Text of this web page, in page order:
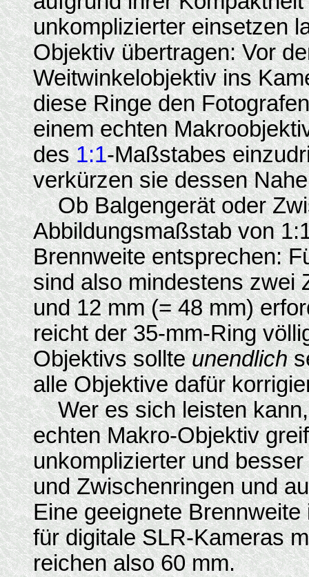
unkomplizierter einsetzen
Objektiv übertragen: Vor
Weitwinkelobjektiv ins
diese Ringe den
einem echten
des1:1-Maßstabes
verkürzen sie dessen
Ob Balgengerät oder
Abbildungsmaßstab von
Brennweite entsprechen:
sind also mindestens zwei
und 12 mm (= 48 mm)
reicht der 35-mm-Ring
Objektivs sollteunendlich
alle Objektive dafür
Wer es sich leisten kann,
echten Makro-Objektiv
unkomplizierter und
und Zwischenringen und
Eine geeignete
für digitale SLR-Kameras
reichen also 60 mm.